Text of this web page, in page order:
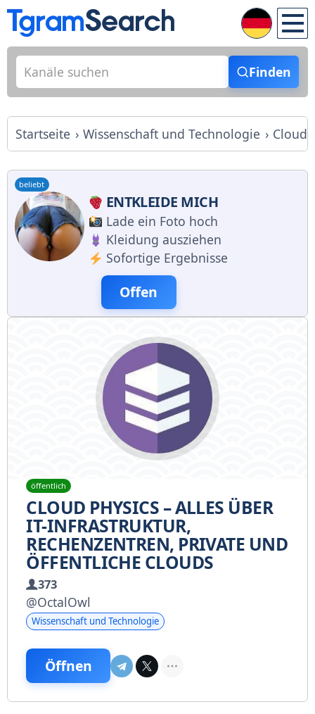
Finden
Startseite Wissenschaft und Technologie Cloud
beliebt
ENTKLEIDE MICH
Lade ein Foto hoch
Kleidung ausziehen
Sofortige Ergebnisse
Offen
öffentlich
CLOUD PHYSICS – ALLES ÜBER
IT-INFRASTRUKTUR,
RECHENZENTREN, PRIVATE UND
ÖFFENTLICHE CLOUDS
373
@OctalOwl
Wissenschaft und Technologie
Öffnen